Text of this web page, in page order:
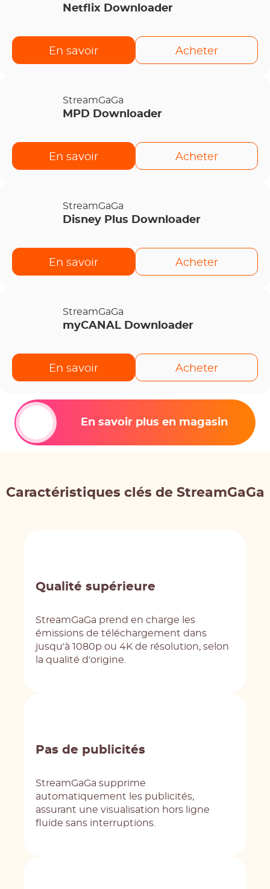
Netflix Downloader
En savoir Acheter
StreamGaGa
MPD Downloader
En savoir Acheter
StreamGaGa
Disney Plus Downloader
En savoir Acheter
StreamGaGa
myCANAL Downloader
En savoir Acheter
En savoir plus en magasin
Caractéristiques clés de StreamGaGa
Qualité supérieure
StreamGaGa prend en charge les
émissions de téléchargement dans
jusqu'à 1080p ou 4K de résolution, selon
la qualité d'origine.
Pas de publicités
StreamGaGa supprime
automatiquement les publicités,
assurant une visualisation hors ligne
fluide sans interruptions.